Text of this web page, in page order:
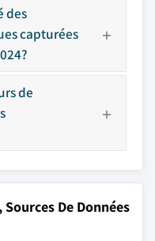
des
capturées
de
De Données